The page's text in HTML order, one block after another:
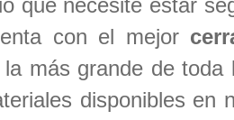
que necesite estar
con el mejor
la más grande de
disponibles en